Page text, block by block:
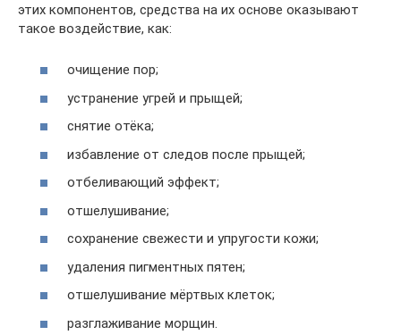
этих компонентов, средства на их основе оказывают
такое воздействие, как:
очищение пор;
устранение угрей и прыщей;
снятие отёка;
избавление от следов после прыщей;
отбеливающий эффект;
отшелушивание;
сохранение свежести и упругости кожи;
удаления пигментных пятен;
отшелушивание мёртвых клеток;
разглаживание морщин.